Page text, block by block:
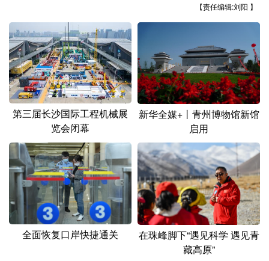
湖南
广东 广西
四川 贵州 云南 西藏
陕西 甘肃 青海 宁夏
新疆 内蒙古 黑龙江
多语种频道
English Español Français عربى
Русский язык 日本語 한국어
Deutsch Português
【责任编辑:刘阳 】
第三届长沙国际工程机械展
览会闭幕
新华全媒+丨青州博物馆新馆
启用
全面恢复口岸快捷通关
在珠峰脚下“遇见科学 遇见青
藏高原”